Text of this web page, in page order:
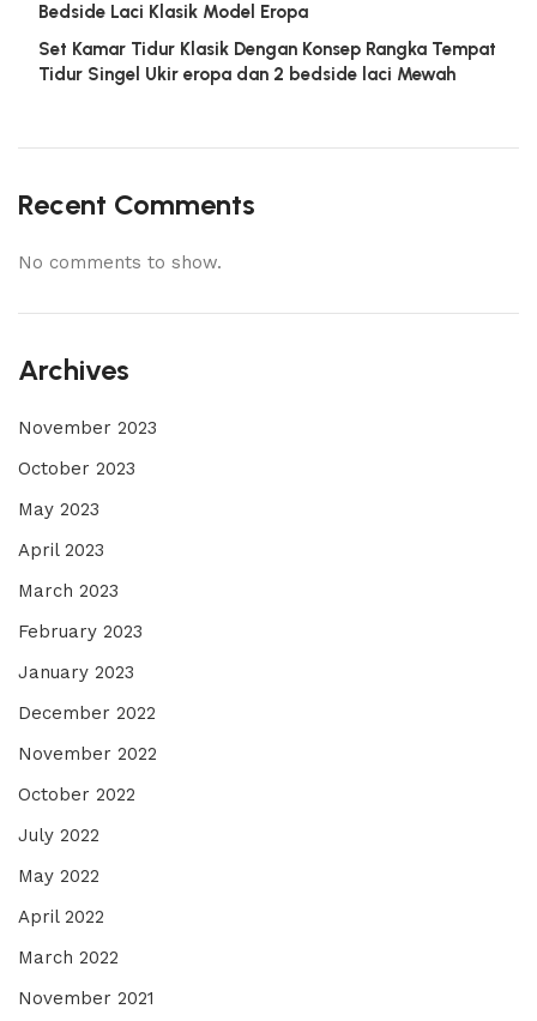
Bedside Laci Klasik Model Eropa
Set Kamar Tidur Klasik Dengan Konsep Rangka Tempat
Tidur Singel Ukir eropa dan 2 bedside laci Mewah
Recent Comments
No comments to show.
Archives
November 2023
October 2023
May 2023
April 2023
March 2023
February 2023
January 2023
December 2022
November 2022
October 2022
July 2022
May 2022
April 2022
March 2022
November 2021